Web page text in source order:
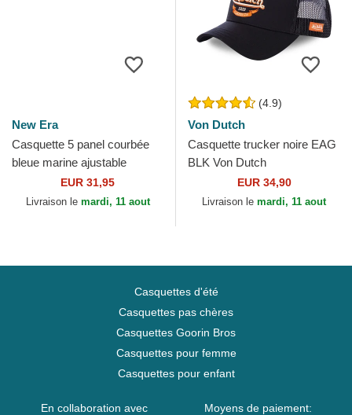
New Era
Casquette 5 panel courbée
bleue marine ajustable
Runner Colour Block New
Era
EUR 31,95
Livraison le mardi, 11 aout
(4.9)
Von Dutch
Casquette trucker noire EAG
BLK Von Dutch
EUR 34,90
Livraison le mardi, 11 aout
Casquettes d'été
Casquettes pas chères
Casquettes Goorin Bros
Casquettes pour femme
Casquettes pour enfant
En collaboration avec
Moyens de paiement: